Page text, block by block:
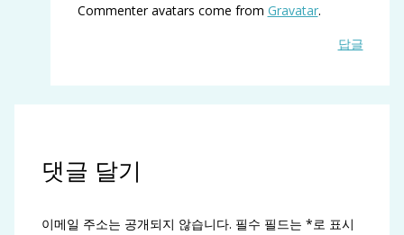
Commenter avatars come from Gravatar.
답글
댓글 달기
이메일 주소는 공개되지 않습니다. 필수 필드는 *로 표시